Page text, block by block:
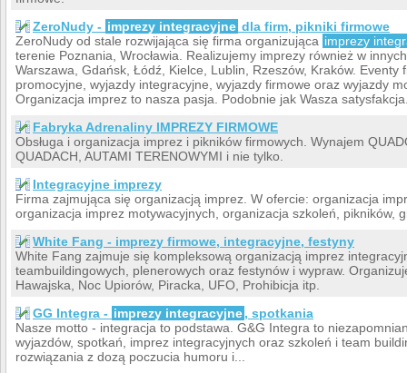
ZeroNudy - imprezy integracyjne dla firm, pikniki firmowe
ZeroNudy od stale rozwijająca się firma organizująca imprezy
terenie Poznania, Wrocławia. Realizujemy imprezy również w
Warszawa, Gdańsk, Łódź, Kielce, Lublin, Rzeszów, Kraków.
promocyjne, wyjazdy integracyjne, wyjazdy firmowe oraz wyjazdy
Organizacja imprez to nasza pasja. Podobnie jak Wasza
Fabryka Adrenaliny IMPREZY FIRMOWE
Obsługa i organizacja imprez i pikników firmowych. Wynajem
QUADACH, AUTAMI TERENOWYMI i nie tylko.
Integracyjne imprezy
Firma zajmująca się organizacją imprez. W ofercie: organizacja
organizacja imprez motywacyjnych, organizacja szkoleń, pikników,
White Fang - imprezy firmowe, integracyjne, festyny
White Fang zajmuje się kompleksową organizacją imprez
teambuildingowych, plenerowych oraz festynów i wypraw.
Hawajska, Noc Upiorów, Piracka, UFO, Prohibicja itp.
GG Integra - imprezy integracyjne, spotkania
Nasze motto - integracja to podstawa. G&G Integra to
wyjazdów, spotkań, imprez integracyjnych oraz szkoleń i team
rozwiązania z dozą poczucia humoru i...